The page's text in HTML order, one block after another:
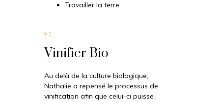
Travailler la terre
03
Vinifier Bio
Au delà de la culture biologique,
Nathalie a repensé le processus de
vinification afin que celui-ci puisse